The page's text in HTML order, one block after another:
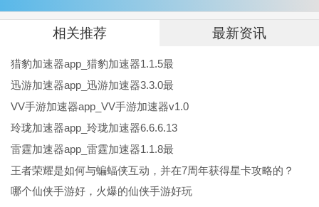
:
Qq加速器软件指南
1，首先运行加速器，登录您的qq帐户。
2、要添加想加速的游戏，请使用智能添加。
3、软件自动查找并匹配电脑中的游戏文件。
4、如果找不到的话，可以使用手动添加来选择想要加速
的游戏。
5、选择游戏后，点击闪电图标，选择加速的游戏区域
相关推荐 最新资讯
猎豹加速器app_猎豹加速器1.1.5最
迅游加速器app_迅游加速器3.3.0最
VV手游加速器app_VV手游加速器v1.0
玲珑加速器app_玲珑加速器6.6.6.13
雷霆加速器app_雷霆加速器1.1.8最
王者荣耀是如何与蝙蝠侠互动，并在7周年获得星卡攻略的？
哪个仙侠手游好，火爆的仙侠手游好玩